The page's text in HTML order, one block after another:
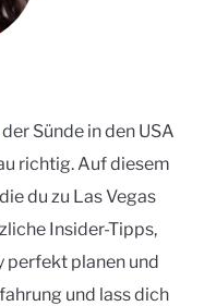
Sünde in den USA
richtig. Auf diesem
du zu Las Vegas
Insider-Tipps,
perfekt planen und
und lass dich